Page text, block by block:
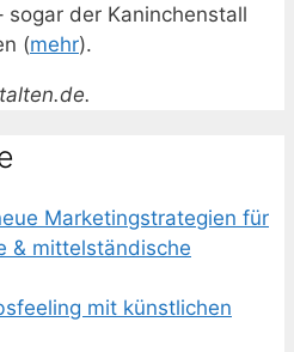
der Kaninchenstall
(mehr).
Marketingstrategien für
& mittelständische
mit künstlichen